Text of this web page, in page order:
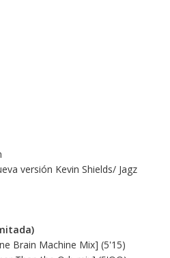
versión Kevin Shields/ Jagz
Brain Machine Mix] (5'15)